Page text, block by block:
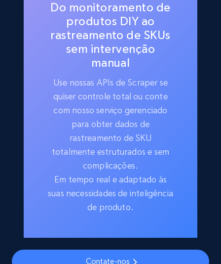
Do monitoramento de
produtos DIY ao
rastreamento de SKUs
sem intervenção
manual
Use nossas APIs de Scraper se
quiser controle total ou conte
com nosso serviço gerenciado
para obter dados de
rastreamento de SKU
totalmente estruturados e sem
complicações.
Em tempo real e adaptado às
suas necessidades de inteligência
de produto.
Contate-nos